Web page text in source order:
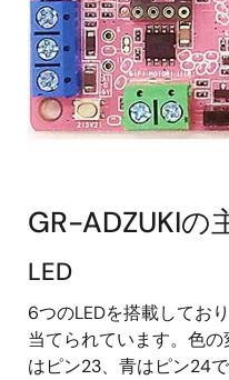
GR-ADZUKIの
LED
6つのLEDを搭載しており
当てられています。色
はピン23、青はピン24